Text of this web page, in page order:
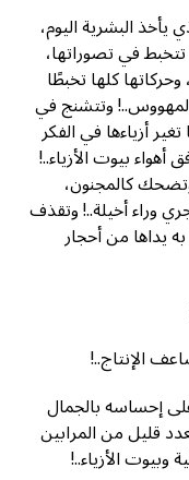
يأخذ البشرية اليوم،
في تصوراتها،
كلها تخبطًا
وتتشنج في
أزياءها في الفكر
أهواء بيوت الأزياء..!
كالمجنون،
وراء أخيلة..! وتقذف
يداها من أحجار
الإنتاج..!
إحساسه بالجمال
قليل من المرابين
وبيوت الأزياء..!